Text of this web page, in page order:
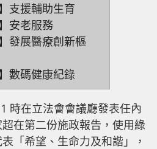
支援輔助生育
安老服務
發展醫療創新樞
數碼健康紀錄
時在立法會會議廳發表任內
在第二份施政報告，使用綠
「希望、生命力及和諧」，